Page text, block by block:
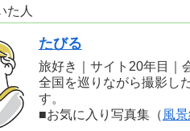
た人
たびる
旅好き｜サイト20年目｜
全国を巡りながら撮影し
す。
■お気に入り写真集（ 風